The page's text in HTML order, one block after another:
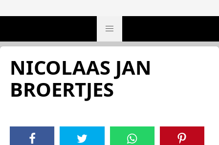
NICOLAAS JAN
BROERTJES